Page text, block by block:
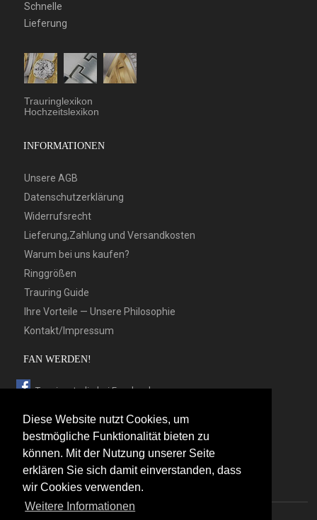
Diese Website nutzt Cookies, um
bestmögliche Funktionalität bieten zu
können. Mit der Nutzung unserer Seite
erklären Sie sich damit einverstanden, dass
wir Cookies verwenden.
Weitere Informationen
Schnelle
Lieferung
Trauringlexikon
Hochzeitslexikon
INFORMATIONEN
Unsere AGB
Datenschutzerklärung
Widerrufsrecht
Lieferung,Zahlung und Versandkosten
Warum bei uns kaufen?
Ringgrößen
Trauring Guide
Ihre Vorteile — Unsere Philosophie
Kontakt/Impressum
FAN WERDEN!
Trauringstudio bei Facebook
Trauringstudio bei Twitter
Trauringstudio bei Pinterest
Trauringstudio bei flickr